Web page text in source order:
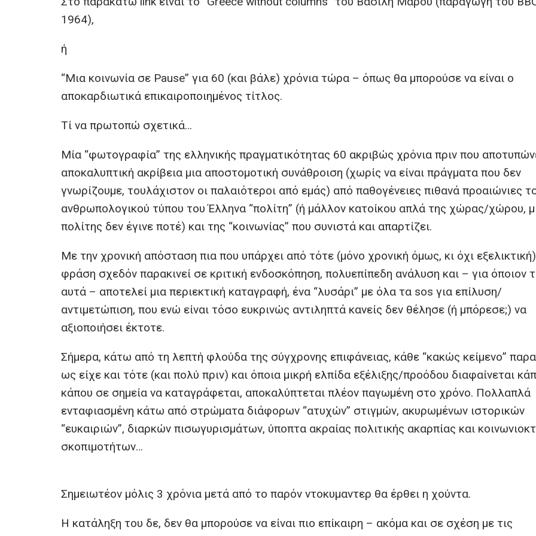
b
k
p
1964),
ή
“Μια κοινωνία σε Pause” για 60 (και βάλε) χρόνια τώρα – όπως θα μπορούσε να είναι ο
αποκαρδιωτικά επικαιροποιημένος τίτλος.
Τί να πρωτοπώ σχετικά…
Μία “φωτογραφία” της ελληνικής πραγματικότητας 60 ακριβώς χρόνια πριν που
αποκαλυπτική ακρίβεια μια αποστομοτική συνάθροιση (χωρίς να είναι πράγματα που δεν
γνωρίζουμε, τουλάχιστον οι παλαιότεροι από εμάς) από παθογένειες πιθανά προαιώνιες
ανθρωπολογικού τύπου του Έλληνα “πολίτη” (ή μάλλον κατοίκου απλά της χώρας/χώρου,
πολίτης δεν έγινε ποτέ) και της “κοινωνίας” που συνιστά και απαρτίζει.
Με την χρονική απόσταση πια που υπάρχει από τότε (μόνο χρονική όμως, κι όχι
φράση σχεδόν παρακινεί σε κριτική ενδοσκόπηση, πολυεπίπεδη ανάλυση και – για όποιον
αυτά – αποτελεί μια περιεκτική καταγραφή, ένα “λυσάρι” με όλα τα sos για επίλυση/
αντιμετώπιση, που ενώ είναι τόσο ευκρινώς αντιληπτά κανείς δεν θέλησε (ή μπόρεσε;) να
αξιοποιήσει έκτοτε.
Σήμερα, κάτω από τη λεπτή φλούδα της σύγχρονης επιφάνειας, κάθε “κακώς κείμενο”
ως είχε και τότε (και πολύ πριν) και όποια μικρή ελπίδα εξέλιξης/προόδου διαφαίνεται
κάπου σε σημεία να καταγράφεται, αποκαλύπτεται πλέον παγωμένη στο χρόνο. Πολλαπλά
ενταφιασμένη κάτω από στρώματα διάφορων “ατυχών” στιγμών, ακυρωμένων ιστορικών
“ευκαιριών”, διαρκών πισωγυρισμάτων, ύποπτα ακραίας πολιτικής ακαρπίας και
σκοπιμοτήτων…
Σημειωτέον μόλις 3 χρόνια μετά από το παρόν ντοκυμαντερ θα έρθει η χούντα.
Η κατάληξη του δε, δεν θα μπορούσε να είναι πιο επίκαιρη – ακόμα και σε σχέση με τις